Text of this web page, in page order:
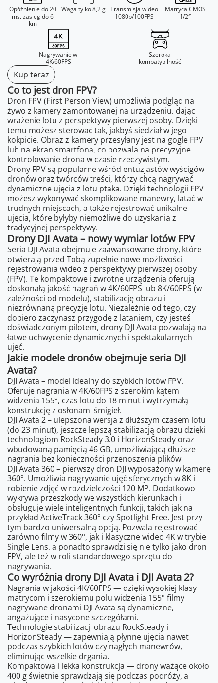
Opóźnienie do 20
ms, zasięg do 6
km
Waga tylko 8,2 g
Transmisja wideo
1080p/100FPS
Matryca CMOS
1/2″
Nagrywanie w
4K/60FPS
Szeroka
kompatybilność
Kup teraz
Co to jest dron FPV?
Dron FPV (First Person View) umożliwia podgląd na
żywo z kamery zamontowanej na urządzeniu, dając
wrażenie lotu z perspektywy pierwszej osoby. Dzięki
temu możesz sterować tak, jakbyś siedział w jego
kokpicie. Obraz z kamery przesyłany jest na gogle FPV
lub na ekran smartfona, co pozwala na precyzyjne
kontrolowanie drona w czasie rzeczywistym.
Drony FPV są popularne wśród entuzjastów wyścigów
dronów oraz twórców treści, którzy chcą nagrywać
dynamiczne ujęcia z lotu ptaka. Dzięki technologii FPV
możesz wykonywać skomplikowane manewry, latać w
trudnych miejscach, a także rejestrować unikalne
ujęcia, które byłyby niemożliwe do uzyskania z
tradycyjnej perspektywy.
Drony DJI Avata – nowy wymiar lotów FPV
Seria DJI Avata obejmuje zaawansowane drony, które
otwierają przed Tobą zupełnie nowe możliwości
rejestrowania wideo z perspektywy pierwszej osoby
(FPV). Te kompaktowe i zwrotne urządzenia oferują
doskonałą jakość nagrań w 4K/60FPS lub 8K/60FPS (w
zależności od modelu), stabilizację obrazu i
niezrównaną precyzję lotu. Niezależnie od tego, czy
dopiero zaczynasz przygodę z lataniem, czy jesteś
doświadczonym pilotem, drony DJI Avata pozwalają na
łatwe uchwycenie dynamicznych i spektakularnych
ujęć.
Jakie modele dronów obejmuje seria DJI
Avata?
DJI Avata – model idealny do szybkich lotów FPV.
Oferuje nagrania w 4K/60FPS z szerokim kątem
widzenia 155°, czas lotu do 18 minut i wytrzymałą
konstrukcję z osłonami śmigieł.
DJI Avata 2 – ulepszona wersja z dłuższym czasem lotu
(do 23 minut), jeszcze lepszą stabilizacją obrazu dzięki
technologiom RockSteady 3.0 i HorizonSteady oraz
wbudowaną pamięcią 46 GB, umożliwiającą dłuższe
nagrania bez konieczności przenoszenia plików.
DJI Avata 360 – pierwszy dron DJI wyposażony w kamerę
360°. Umożliwia nagrywanie ujęć sferycznych w 8K i
robienie zdjęć w rozdzielczości 120 MP. Dodatkowo
wykrywa przeszkody we wszystkich kierunkach i
obsługuje wiele inteligentnych funkcji, takich jak na
przykład ActiveTrack 360° czy Spotlight Free. Jest przy
tym bardzo uniwersalną opcją. Pozwala rejestrować
zarówno filmy w 360°, jak i klasyczne wideo 4K w trybie
Single Lens, a ponadto sprawdzi się nie tylko jako dron
FPV, ale też w roli standardowego sprzętu do
nagrywania.
Co wyróżnia drony DJI Avata i DJI Avata 2?
Nagrania w jakości 4K/60FPS — dzięki wysokiej klasy
matrycom i szerokiemu polu widzenia 155° filmy
nagrywane dronami DJI Avata są dynamiczne,
angażujące i nasycone szczegółami.
Technologie stabilizacji obrazu RockSteady i
HorizonSteady — zapewniają płynne ujęcia nawet
podczas szybkich lotów czy nagłych manewrów,
eliminując wszelkie drgania.
Kompaktowa i lekka konstrukcja — drony ważące około
400 g świetnie sprawdzają się podczas podróży, a